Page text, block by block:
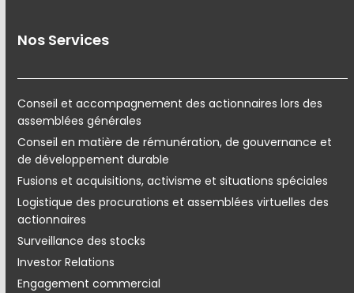
Nos Services
Conseil et accompagnement des actionnaires lors des
assemblées générales
Conseil en matière de rémunération, de gouvernance et
de développement durable
Fusions et acquisitions, activisme et situations spéciales
Logistique des procurations et assemblées virtuelles des
actionnaires
Surveillance des stocks
Investor Relations
Engagement commercial